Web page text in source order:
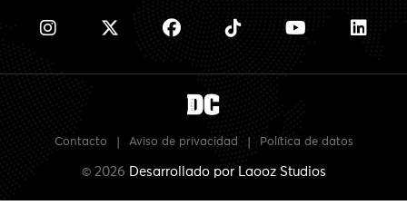
Contacto Aviso de privacidad Política de datos
© 2026 Desarrollado por Laooz Studios